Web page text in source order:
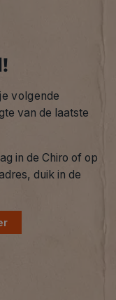
volgende
van de laatste
in de Chiro of op
duik in de